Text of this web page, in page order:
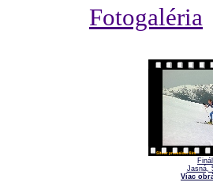
Fotogaléria
Jasná,
Viac